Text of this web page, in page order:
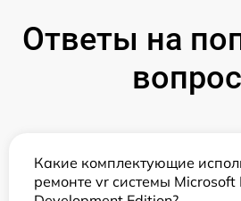
Ответы на
Какие комплектующие
ремонте vr системы Microsoft